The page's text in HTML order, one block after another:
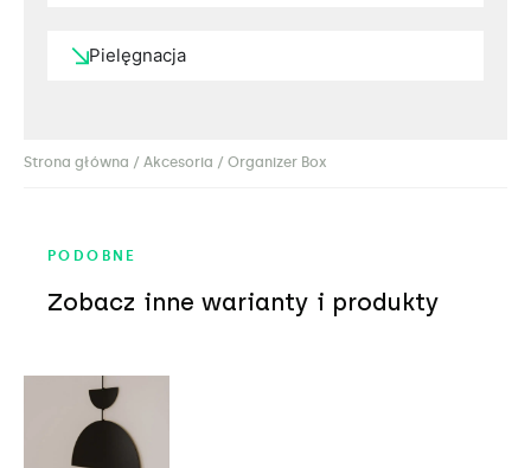
Pielęgnacja
Strona główna / Akcesoria / Organizer Box
PODOBNE
Zobacz inne warianty i produkty